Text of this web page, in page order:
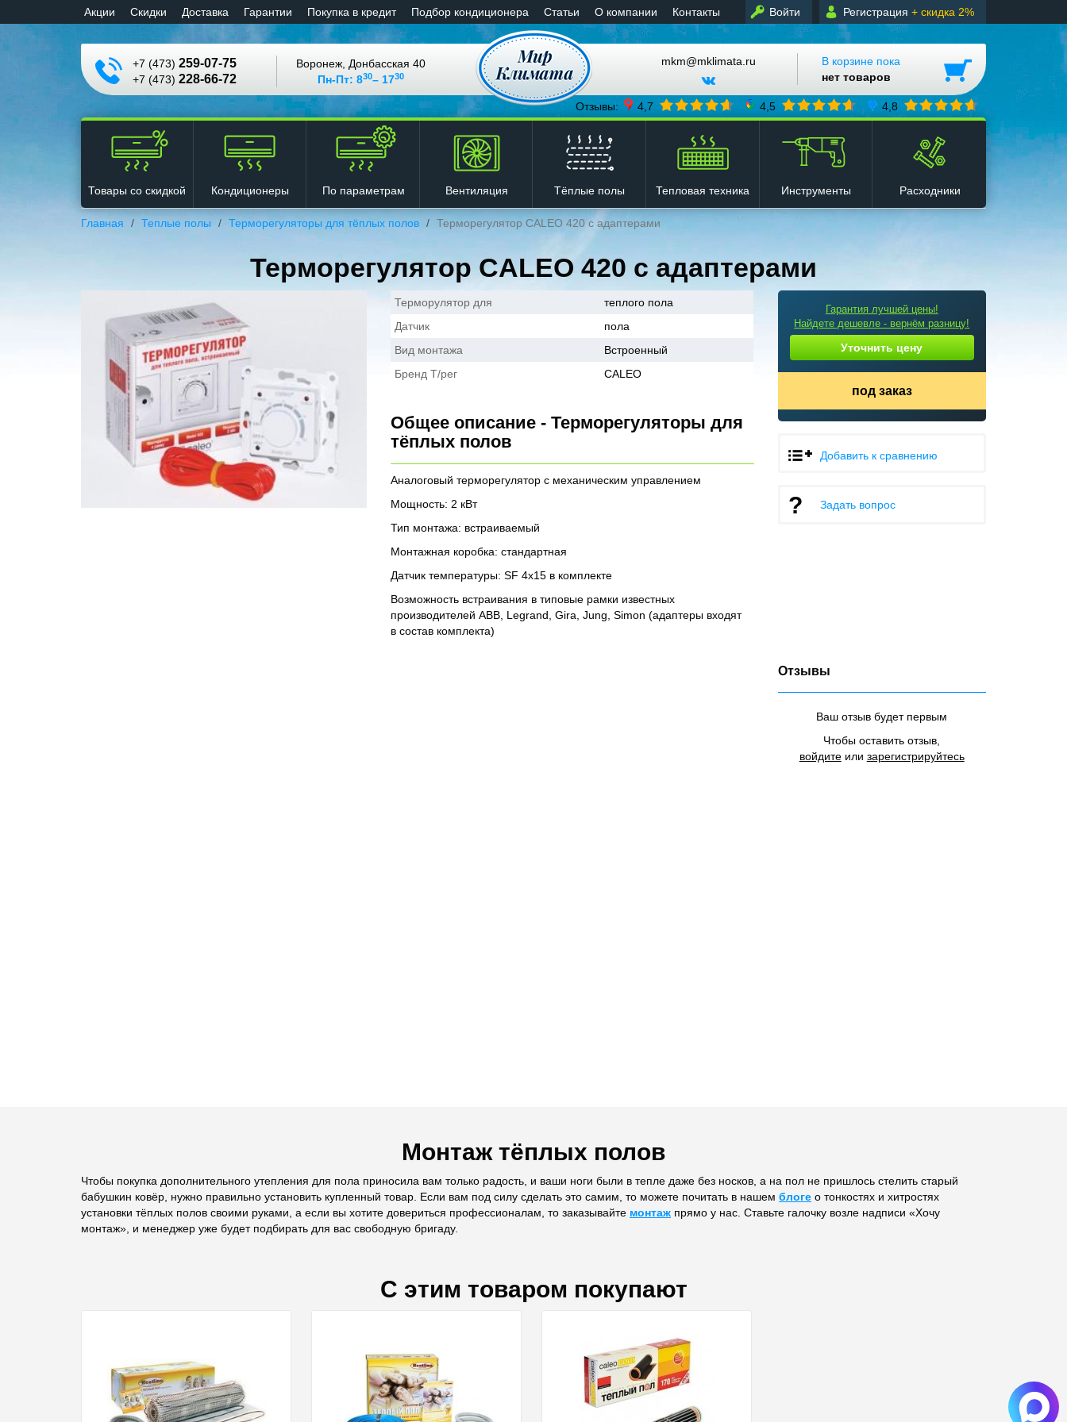
Войти Регистрация + скидка 2%
Aкции Cкидки Доставка Гарантии Покупка в кредит Подбор кондиционера Статьи О компании Контакты
+7 (473) 259-07-75
+7 (473) 228-66-72
Воронеж, Донбасская 40
Пн-Пт: 830– 1730
mkm@mklimata.ru
В корзине пока
нет товаров
Отзывы: 4,7 4,5 4,8
Товары со скидкой Кондиционеры По параметрам Вентиляция Тёплые полы Тепловая техника Инструменты Расходники
Главная Теплые полы Терморегуляторы для тёплых полов Терморегулятор CALEO 420 с адаптерами
Терморегулятор CALEO 420 с адаптерами
Гарантия лучшей цены!
Найдете дешевле - вернём разницу!
Уточнить цену
под заказ
Добавить к сравнению
Задать вопрос
Терморулятор для
теплого пола
Датчик
пола
Вид монтажа
Встроенный
Бренд Т/рег
CALEO
Общее описание - Терморегуляторы для
тёплых полов
Аналоговый терморегулятор с механическим управлением
Мощность: 2 кВт
Тип монтажа: встраиваемый
Монтажная коробка: стандартная
Датчик температуры: SF 4x15 в комплекте
Возможность встраивания в типовые рамки известных
производителей ABB, Legrand, Gira, Jung, Simon (адаптеры входят
в состав комплекта)
Отзывы
Ваш отзыв будет первым
Чтобы оставить отзыв,
войдитеили зарегистрируйтесь
Монтаж тёплых полов
Чтобы покупка дополнительного утепления для пола приносила вам только радость, и ваши ноги были в тепле даже без носков, а на пол не пришлось стелить старый
бабушкин ковёр, нужно правильно установить купленный товар. Если вам под силу сделать это самим, то можете почитать в нашем блоге о тонкостях и хитростях
установки тёплых полов своими руками, а если вы хотите довериться профессионалам, то заказывайте монтаж прямо у нас. Ставьте галочку возле надписи «Хочу
монтаж», и менеджер уже будет подбирать для вас свободную бригаду.
С этим товаром покупают